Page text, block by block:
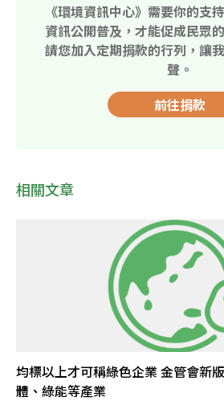
《環境資訊中心》需要你的支
資訊公開普及，才能促成民眾
請您加入定期捐款的行列，讓
聲。
前往捐款
相關文章
均標以上才可稱綠色企業 金管會新
體、綠能等產業